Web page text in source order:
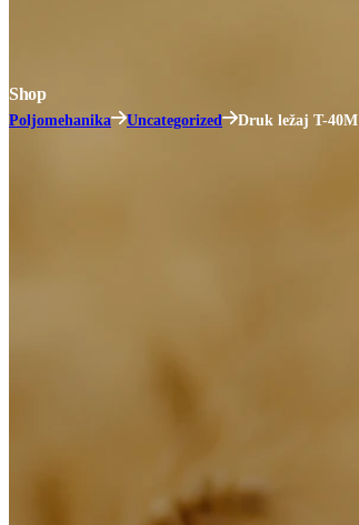
Shop
Poljomehanika Uncategorized Druk ležaj T-40M